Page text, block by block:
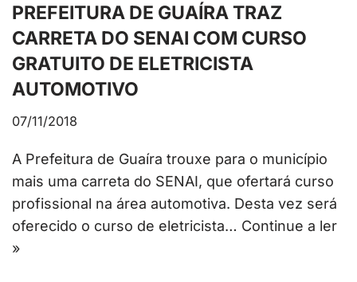
PREFEITURA DE GUAÍRA TRAZ
CARRETA DO SENAI COM CURSO
GRATUITO DE ELETRICISTA
AUTOMOTIVO
07/11/2018
A Prefeitura de Guaíra trouxe para o município
mais uma carreta do SENAI, que ofertará curso
profissional na área automotiva. Desta vez será
oferecido o curso de eletricista… Continue a ler
»